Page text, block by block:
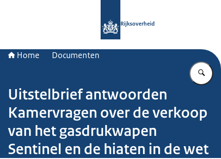
Rijksoverheid
Home Documenten
Uitstelbrief antwoorden
Kamervragen over de verkoop
van het gasdrukwapen
Sentinel en de hiaten in de wet